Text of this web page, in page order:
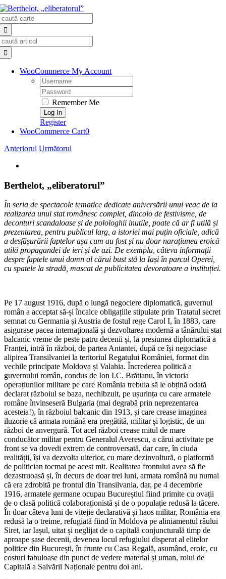
Skip
to
content
WooCommerce My Account
Username:
Password:
Remember Me
Register
WooCommerce Cart0
Anteriorul Următorul
Image
Berthelot, „eliberatorul”
În seria de spectacole tematice dedicate aniversării unui veac de la
realizarea unui stat românesc complet, dincolo de festivisme, de
deconturi scandaloase și de polologhii inutile, poate că ar fi utilă și
prezentarea, pentru publicul larg, a istoriei mai puțin oficiale, adică
a desfășurării faptelor așa cum au fost și nu doar narațiunea eroică
utilă propagandei de ieri și de azi. De exemplu, câteva informații
despre faptele unui domn al cărui bust stă la Iași în parcul Operei,
cu spatele la stradă, mascat de publicitatea devoratoare a instituției.
Pe 17 august 1916, după o lungă negociere diplomatică, guvernul
român a acceptat să-și încalce obligațiile stipulate prin Tratatul secret
semnat cu Germania și Austria de fostul rege Carol I, în 1883, care
asigurase pacea internațională și dezvoltarea modernă a tânărului stat
balcanic vreme de peste patru decenii și, la presiunea diplomatică a
Franței, intră în război, de partea Antantei, după ce își negociase
alipirea Transilvaniei la teritoriul Regatului României, format din
vechile principate Moldova și Valahia. Încrederea politică a
guvernului român, condus de Ion I.C. Brătianu, în victoria
operațiunilor militare pe care România trebuia să le obțină odată
declarat războiul se baza, nechibzuit, pe ușurința cu care armatele
române învinseseră Bulgaria (mai degrabă prin neprezentarea
acesteia!), în războiul balcanic din 1913, și care crease imaginea
iluzorie că armata română era pregătită, militar și logistic, de un
război de anvergură. Tot acel război crease mitul de mare
conducător militar pentru Generalul Averescu, a cărui activitate pe
front se va dovedi extrem de controversată, dar care, în ciuda
realității, își va dezvolta ulterior, cu mare dezinvoltură, o platformă
de politician tocmai pe acest mit. Realitatea frontului avea să fie
dezastruoasă și, în decurs de doar trei luni, armata română nu numai
că era zdrobită pe frontul din Transilvania, dar, pe 4 decembrie
1916, armatele germane ocupau Bucureștiul fiind primite cu ovații
de o clasă politică colaboraționistă și de o populație redusă la tăcere.
În doar câteva luni de vitejie declarativă și haos militar, România era
redusă la o treime, refugiată fiind în Moldova pe aliniamentul râului
Siret, iar Iașul, uitat și neglijat de o capitală conjuncturală timp de
aproape șase decenii, devenea locul refugiului disperat al elitelor
politice din București, în frunte cu Casa Regală, asumând, eroic, cu
costuri fabuloase din punct de vedere material și uman, rolul de
Capitală a Salvării Naționale pentru doi ani.